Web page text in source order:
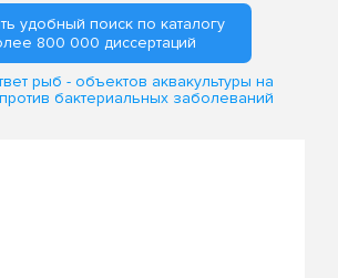
удобный поиск по каталогу
800 000 диссертаций
рыб - объектов аквакультуры на
бактериальных заболеваний